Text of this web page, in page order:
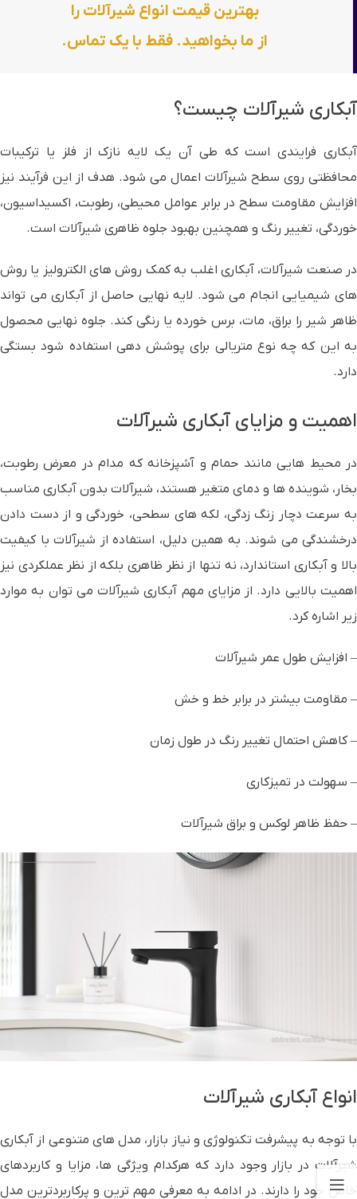
بهترین قیمت انواع شیرآلات را
از ما بخواهید. فقط با یک تماس.
آبکاری شیرآلات چیست؟
آبکاری فرایندی است که طی آن یک لایه نازک از فلز یا ترکیبات
محافظتی روی سطح شیرآلات اعمال می شود. هدف از این فرآیند نیز
افزایش مقاومت سطح در برابر عوامل محیطی، رطوبت، اکسیداسیون،
خوردگی، تغییر رنگ و همچنین بهبود جلوه ظاهری شیرآلات است.
در صنعت شیرآلات، آبکاری اغلب به کمک روش های الکترولیز یا روش
های شیمیایی انجام می شود. لایه نهایی حاصل از آبکاری می تواند
ظاهر شیر را براق، مات، برس خورده یا رنگی کند. جلوه نهایی محصول
به این که چه نوع متریالی برای پوشش دهی استفاده شود بستگی
دارد.
اهمیت و مزایای آبکاری شیرآلات
در محیط هایی مانند حمام و آشپزخانه که مدام در معرض رطوبت،
بخار، شوینده ها و دمای متغیر هستند، شیرآلات بدون آبکاری مناسب
به سرعت دچار زنگ زدگی، لکه های سطحی، خوردگی و از دست دادن
درخشندگی می شوند. به همین دلیل، استفاده از شیرآلات با کیفیت
بالا و آبکاری استاندارد، نه تنها از نظر ظاهری بلکه از نظر عملکردی نیز
اهمیت بالایی دارد. از مزایای مهم آبکاری شیرآلات می توان به موارد
زیر اشاره کرد.
– افزایش طول عمر شیرآلات
– مقاومت بیشتر در برابر خط و خش
– کاهش احتمال تغییر رنگ در طول زمان
– سهولت در تمیزکاری
– حفظ ظاهر لوکس و براق شیرآلات
انواع آبکاری شیرآلات
با توجه به پیشرفت تکنولوژی و نیاز بازار، مدل های متنوعی از آبکاری
شیرآلات در بازار وجود دارد که هرکدام ویژگی ها، مزایا و کاربردهای
خاص خود را دارند. در ادامه به معرفی مهم ترین و پرکاربردترین مدل